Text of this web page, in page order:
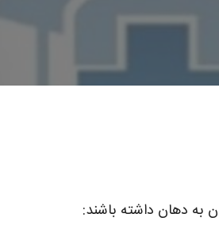
به دهان داشته باشند: